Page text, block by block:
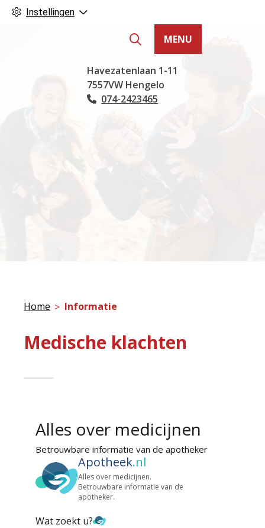
Instellingen
Hoofdmenu
MENU
Havezatenlaan 1-11
7557VW Hengelo
Tel:
074-2423465
Home Informatie
Medische klachten
Alles over medicijnen
Betrouwbare informatie van de apotheker
Apotheek.nl
Alles over medicijnen.
Betrouwbare informatie van de
apotheker.
Wat zoekt u?